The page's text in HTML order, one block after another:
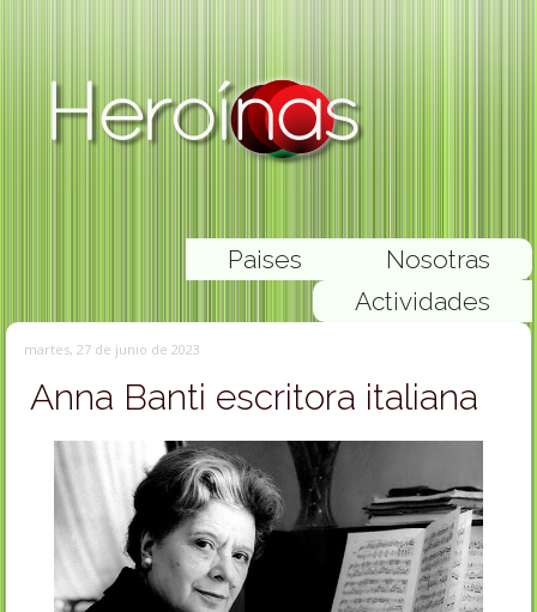
Nosotras
Paises
Actividades
martes, 27 de junio de 2023
Anna Banti escritora italiana